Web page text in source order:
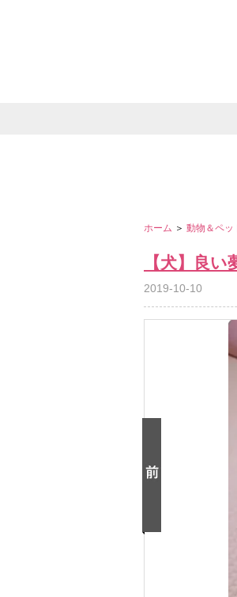
ホーム ＞ 動物＆ペッ
【犬】良
2019-10-10